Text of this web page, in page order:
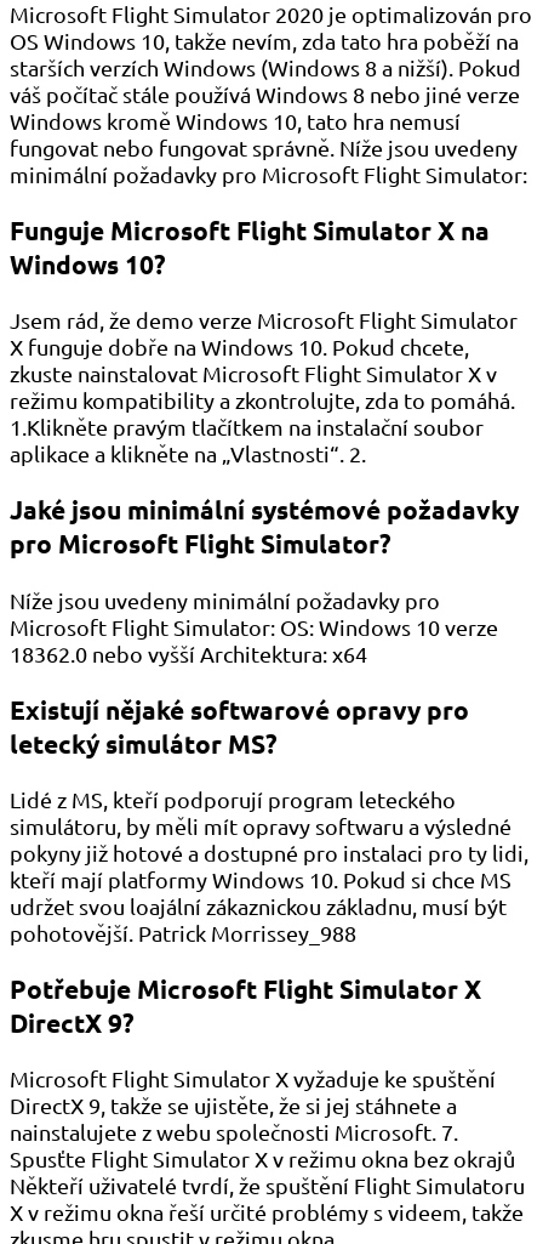
Microsoft Flight Simulator 2020 je optimalizován pro
OS Windows 10, takže nevím, zda tato hra poběží na
starších verzích Windows (Windows 8 a nižší). Pokud
váš počítač stále používá Windows 8 nebo jiné verze
Windows kromě Windows 10, tato hra nemusí
fungovat nebo fungovat správně. Níže jsou uvedeny
minimální požadavky pro Microsoft Flight Simulator:
Funguje Microsoft Flight Simulator X na
Windows 10?
Jsem rád, že demo verze Microsoft Flight Simulator
X funguje dobře na Windows 10. Pokud chcete,
zkuste nainstalovat Microsoft Flight Simulator X v
režimu kompatibility a zkontrolujte, zda to pomáhá.
1.Klikněte pravým tlačítkem na instalační soubor
aplikace a klikněte na „Vlastnosti“. 2.
Jaké jsou minimální systémové požadavky
pro Microsoft Flight Simulator?
Níže jsou uvedeny minimální požadavky pro
Microsoft Flight Simulator: OS: Windows 10 verze
18362.0 nebo vyšší Architektura: x64
Existují nějaké softwarové opravy pro
letecký simulátor MS?
Lidé z MS, kteří podporují program leteckého
simulátoru, by měli mít opravy softwaru a výsledné
pokyny již hotové a dostupné pro instalaci pro ty lidi,
kteří mají platformy Windows 10. Pokud si chce MS
udržet svou loajální zákaznickou základnu, musí být
pohotovější. Patrick Morrissey_988
Potřebuje Microsoft Flight Simulator X
DirectX 9?
Microsoft Flight Simulator X vyžaduje ke spuštění
DirectX 9, takže se ujistěte, že si jej stáhnete a
nainstalujete z webu společnosti Microsoft. 7.
Spusťte Flight Simulator X v režimu okna bez okrajů
Někteří uživatelé tvrdí, že spuštění Flight Simulatoru
X v režimu okna řeší určité problémy s videem, takže
zkusme hru spustit v režimu okna.